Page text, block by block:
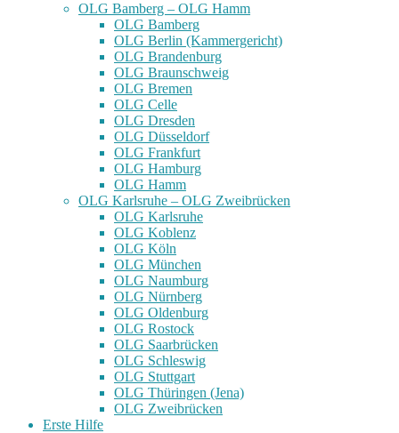
OLG Bamberg – OLG Hamm
OLG Bamberg
OLG Berlin (Kammergericht)
OLG Brandenburg
OLG Braunschweig
OLG Bremen
OLG Celle
OLG Dresden
OLG Düsseldorf
OLG Frankfurt
OLG Hamburg
OLG Hamm
OLG Karlsruhe – OLG Zweibrücken
OLG Karlsruhe
OLG Koblenz
OLG Köln
OLG München
OLG Naumburg
OLG Nürnberg
OLG Oldenburg
OLG Rostock
OLG Saarbrücken
OLG Schleswig
OLG Stuttgart
OLG Thüringen (Jena)
OLG Zweibrücken
Erste Hilfe